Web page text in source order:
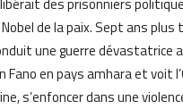
des prisonniers
de la paix. Sept ans plus
une guerre dévastatrice
Fano en pays amhara et voit
s’enfoncer dans une